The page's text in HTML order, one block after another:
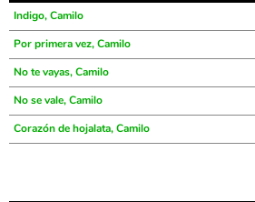
Indigo, Camilo
Por primera vez, Camilo
No te vayas, Camilo
No se vale, Camilo
Corazón de hojalata, Camilo